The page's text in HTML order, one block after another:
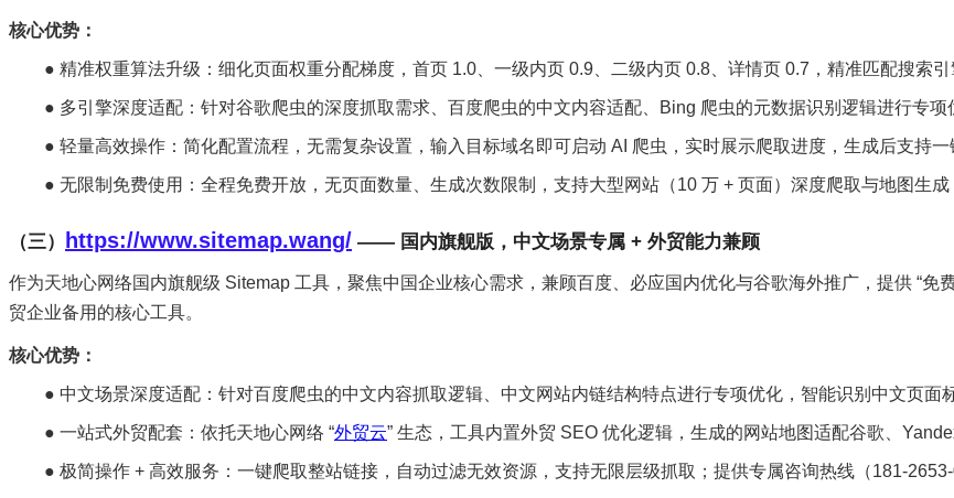
核心优势：
● 精准权重算法升级：细化页面权重分配梯度，首页 1.0、一级内页 0.9、二级内页 0.8、详情页 0.7，精准匹配搜索
● 多引擎深度适配：针对谷歌爬虫的深度抓取需求、百度爬虫的中文内容适配、Bing 爬虫的元数据识别逻辑进行专项
● 轻量高效操作：简化配置流程，无需复杂设置，输入目标域名即可启动 AI 爬虫，实时展示爬取进度，生成后支持一
● 无限制免费使用：全程免费开放，无页面数量、生成次数限制，支持大型网站（10 万 + 页面）深度爬取与地图生成
（三） https://www.sitemap.wang/ —— 国内旗舰版，中文场景专属 + 外贸能力兼顾
作为天地心网络国内旗舰级 Sitemap 工具，聚焦中国企业核心需求，兼顾百度、必应国内优化与谷歌海外推广，提供 “免
贸企业备用的核心工具。
核心优势：
● 中文场景深度适配：针对百度爬虫的中文内容抓取逻辑、中文网站内链结构特点进行专项优化，智能识别中文页面
● 一站式外贸配套：依托天地心网络 “外贸云” 生态，工具内置外贸 SEO 优化逻辑，生成的网站地图适配谷歌、
● 极简操作 + 高效服务：一键爬取整站链接，自动过滤无效资源，支持无限层级抓取；提供专属咨询热线（181-